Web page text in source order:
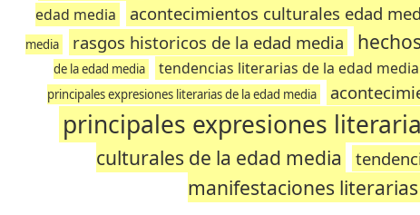
edad media
acontecimientos culturales edad
media
rasgos historicos de la edad media
de la edad media
tendencias literarias de la edad media
principales expresiones literarias de la edad media
principales expresiones
culturales de la edad media
manifestaciones